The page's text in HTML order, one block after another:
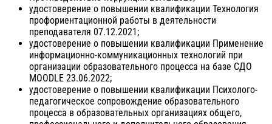
удостоверение о повышении квалификации Технология
профориентационной работы в деятельности
преподавателя 07.12.2021;
удостоверение о повышении квалификации Применение
информационно-коммуникационных технологий при
организации образовательного процесса на базе СДО
MOODLE 23.06.2022;
удостоверение о повышении квалификации Психолого-
педагогическое сопровождение образовательного
процесса в образовательных организациях общего,